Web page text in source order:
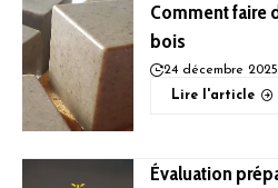
Comment faire
bois
24 décembre 2025
Lire l'article
Évaluation